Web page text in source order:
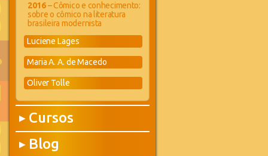
2016– Cômico e conhecimento:
sobre o cômico na literatura
brasileira modernista
Luciene Lages
Maria A. A. de Macedo
Oliver Tolle
▶ Cursos
▶ Blog